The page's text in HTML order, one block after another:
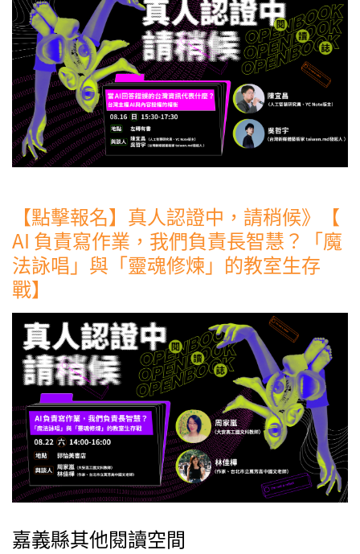
【點擊報名】真人認證中，請稍候》【
AI 負責寫作業，我們負責長智慧？「魔
法詠唱」與「靈魂修煉」的教室生存
戰】
嘉義縣其他閱讀空間